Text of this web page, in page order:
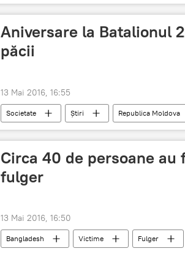
realizare
Legea antitutun urmărire
Aniversare la Batalionul
păcii
13 Mai 2016, 16:55
Societate Știri Republica Moldova
Menținerea păcii
Circa 40 de persoane au
fulger
13 Mai 2016, 16:50
Bangladesh Victime Fulger